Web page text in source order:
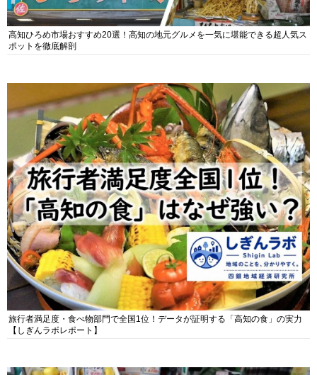
高知ひろめ市場おすすめ20選！高知の地元グルメを一気に堪能できる超人気ス
ポットを徹底解剖
旅行者満足度・食べ物部門で全国1位！データが証明する「高知の食」の実力
【しぎんラボレポート】